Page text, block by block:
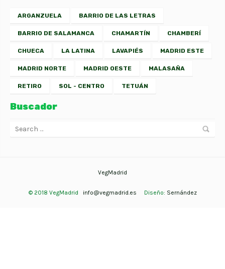
ARGANZUELA BARRIO DE LAS LETRAS
BARRIO DE SALAMANCA CHAMARTÍN CHAMBERÍ
CHUECA LA LATINA LAVAPIÉS MADRID ESTE
MADRID NORTE MADRID OESTE MALASAÑA
RETIRO SOL - CENTRO TETUÁN
Buscador
VegMadrid
© 2018 VegMadrid info@vegmadrid.es Diseño: Sernández